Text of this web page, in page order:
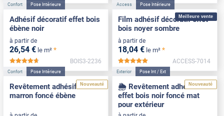
Confort Pose Intérieure
Adhésif décoratif effet bois
ébène noir
à partir de
26,54 € le m² *
*****
BOIS3-2236
Meilleure vente
Access Pose Intérieure
Film adhésif décoratif effet
bois noyer sombre
à partir de
18,04 € le m² *
ACCESS-7014
Nouveauté
Confort Pose Intérieure
Revêtement adhésif bois
marron foncé ébène
Nouveauté
Exterior Pose Int / Ext
🌦️ Revêtement adhésif
effet bois noir foncé mat
pour extérieur